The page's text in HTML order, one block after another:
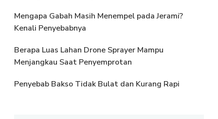
Mengapa Gabah Masih Menempel pada Jerami?
Kenali Penyebabnya
Berapa Luas Lahan Drone Sprayer Mampu
Menjangkau Saat Penyemprotan
Penyebab Bakso Tidak Bulat dan Kurang Rapi